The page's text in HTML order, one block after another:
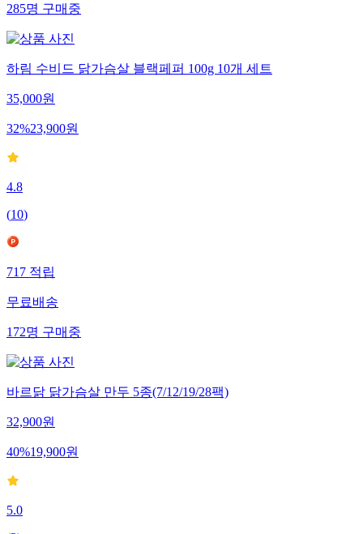
285명구매중
하림 수비드 닭가슴살 블랙페퍼 100g 10개 세트
35,000원
32%23,900원
4.8
(10)
717적립
무료배송
172명구매중
바르닭 닭가슴살 만두 5종(7/12/19/28팩)
32,900원
40%19,900원
5.0